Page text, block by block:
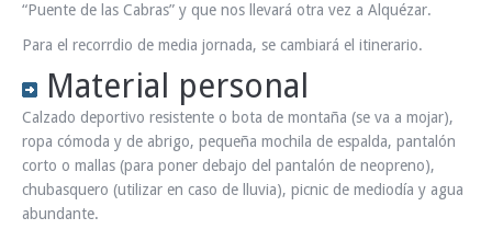
“Puente de las Cabras” y que nos llevará otra vez a Alquézar.
Para el recorrdio de media jornada, se cambiará el itinerario.
Material personal
Calzado deportivo resistente o bota de montaña (se va a mojar),
ropa cómoda y de abrigo, pequeña mochila de espalda, pantalón
corto o mallas (para poner debajo del pantalón de neopreno),
chubasquero (utilizar en caso de lluvia), picnic de mediodía y agua
abundante.